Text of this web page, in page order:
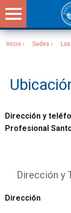
Inicio Sedes
Dirección y
Profesional
Dirección y
Dirección